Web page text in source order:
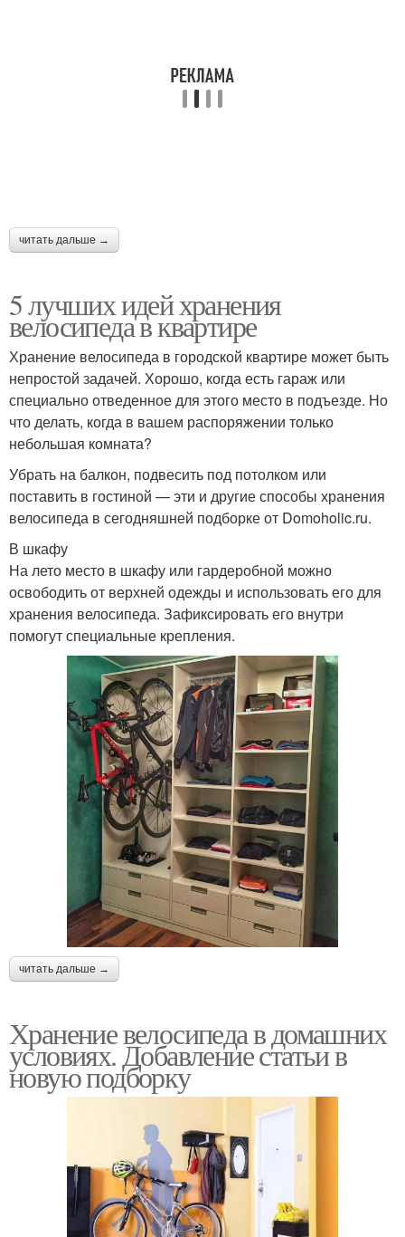
читать дальше →
5 лучших идей хранения
велосипеда в квартире
Хранение велосипеда в городской квартире может быть
непростой задачей. Хорошо, когда есть гараж или
специально отведенное для этого место в подъезде. Но
что делать, когда в вашем распоряжении только
небольшая комната?
Убрать на балкон, подвесить под потолком или
поставить в гостиной — эти и другие способы хранения
велосипеда в сегодняшней подборке от Domoholic.ru.
В шкафу
На лето место в шкафу или гардеробной можно
освободить от верхней одежды и использовать его для
хранения велосипеда. Зафиксировать его внутри
помогут специальные крепления.
читать дальше →
Хранение велосипеда в домашних
условиях. Добавление статьи в
новую подборку